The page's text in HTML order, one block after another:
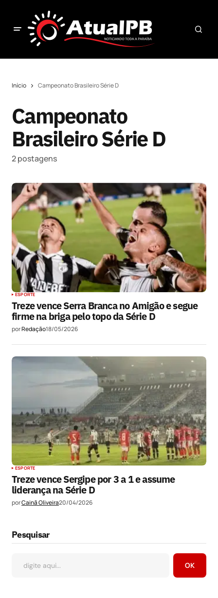
Início Campeonato Brasileiro Série D
Campeonato
Brasileiro Série D
2 postagens
ESPORTE
Treze vence Serra Branca no Amigão e segue
firme na briga pelo topo da Série D
porRedação18/05/2026
ESPORTE
Treze vence Sergipe por 3 a 1 e assume
liderança na Série D
porCainã Oliveira20/04/2026
Pesquisar
OK